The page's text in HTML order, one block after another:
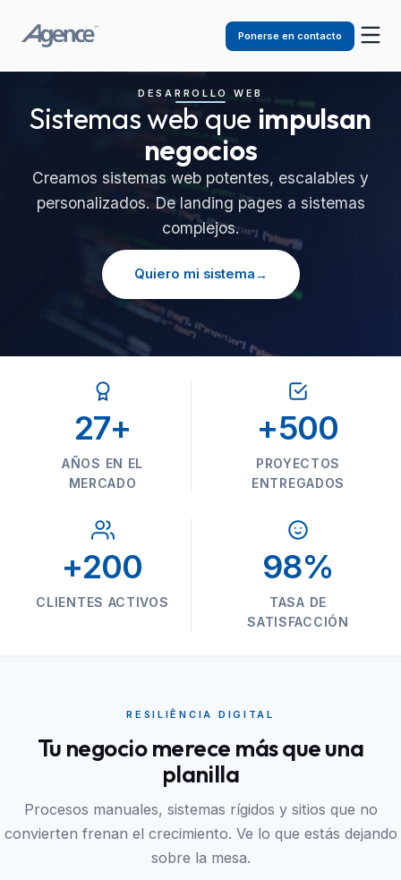
Ponerse en contacto
DESARROLLO WEB
Sistemas web que impulsan
negocios
Creamos sistemas web potentes, escalables y
personalizados. De landing pages a sistemas
complejos.
Quiero mi sistema
27+
AÑOS EN EL
MERCADO
+500
PROYECTOS
ENTREGADOS
+200
CLIENTES ACTIVOS
98%
TASA DE
SATISFACCIÓN
RESILIÊNCIA DIGITAL
Tu negocio merece más que una
planilla
Procesos manuales, sistemas rígidos y sitios que no
convierten frenan el crecimiento. Ve lo que estás dejando
sobre la mesa.